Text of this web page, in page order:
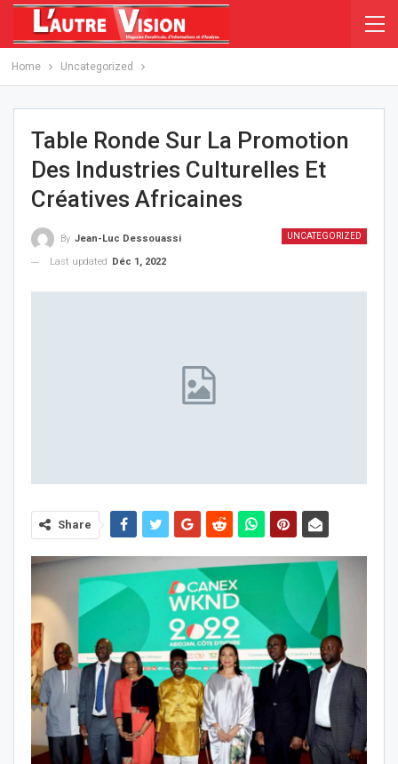
Home Uncategorized
Table Ronde Sur La Promotion
Des Industries Culturelles Et
Créatives Africaines
UNCATEGORIZED
By Jean-Luc Dessouassi
Last updated
Déc 1, 2022
Share